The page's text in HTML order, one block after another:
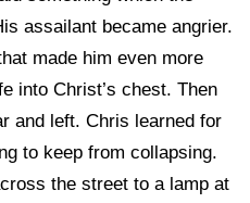
assailant became angrier.
made him even more
into Christ’s chest. Then
and left. Chris learned for
to keep from collapsing.
the street to a lamp at